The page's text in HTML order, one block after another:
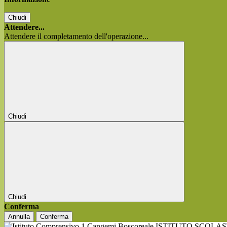
Chiudi
Attendere...
Attendere il completamento dell'operazione...
Chiudi
Chiudi
Conferma
Annulla Conferma